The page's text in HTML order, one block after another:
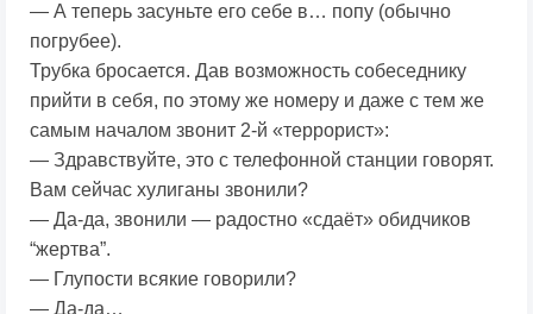
— А теперь засуньте его себе в… попу (обычно
погрубее).
Трубка бросается. Дав возможность собеседнику
прийти в себя, по этому же номеру и даже с тем же
самым началом звонит 2-й «террорист»:
— Здравствуйте, это с телефонной станции говорят.
Вам сейчас хулиганы звонили?
— Да-да, звонили — радостно «сдаёт» обидчиков
“жертва”.
— Глупости всякие говорили?
— Да-да…